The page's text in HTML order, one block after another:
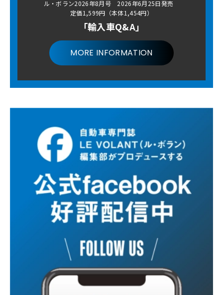
ル・ボラン2026年8月号 2026年6月25日発売
定価1,599円（本体1,454円）
「輸入車Q&A」
MORE INFORMATION